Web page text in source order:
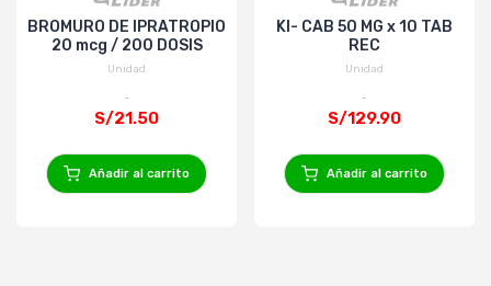
BROMURO DE IPRATROPIO
20 mcg / 200 DOSIS
Unidad
S/21.50
Añadir al carrito
KI- CAB 50 MG x 10 TAB
REC
Unidad
S/129.90
Añadir al carrito